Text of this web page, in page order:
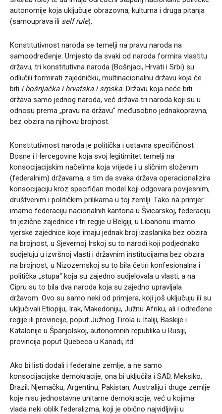
autonomije koja uključuje obrazovna, kulturna i druga pitanja
(samouprava ili self rule).
Konstitutivnost naroda se temelji na pravu naroda na
samoodređenje. Umjesto da svaki od naroda formira vlastitu
državu, tri konstitutivna naroda (Bošnjaci, Hrvati i Srbi) su
odlučili formirati zajedničku, multinacionalnu državu koja će
biti i bošnjačka i hrvatska i srpska. Državu koja neće biti
država samo jednog naroda, već država tri naroda koji su u
odnosu prema „pravu na državu“ međusobno jednakopravna,
bez obzira na njihovu brojnost.
Konstitutivnost naroda je politička i ustavna specifičnost
Bosne i Hercegovine koja svoj legitimitet temelji na
konsocijacijskim načelima koja vrijede i u sličnim složenim
(federalnim) državama, s tim da svaka država operacionalizira
konsocijaciju kroz specifičan model koji odgovara povijesnim,
društvenim i političkim prilikama u toj zemlji. Tako na primjer
imamo federaciju nacionalnih kantona u Švicarskoj, federaciju
tri jezične zajednice i tri regije u Belgiji, u Libanonu imamo
vjerske zajednice koje imaju jednak broj izaslanika bez obzira
na brojnost, u Sjevernoj Irskoj su to narodi koji podjednako
sudjeluju u izvršnoj vlasti i državnim institucijama bez obzira
na brojnost, u Nizozemskoj su to bila četiri konfesionalna i
politička „stupa“ koja su zajedno sudjelovala u vlasti, a na
Cipru su to bila dva naroda koja su zajedno upravljala
državom. Ovo su samo neki od primjera, koji još uključuju ili su
uključivali Etiopiju, Irak, Makedoniju, Južnu Afriku, ali i određene
regije ili provincije, poput Južnog Tirola u Italiji, Baskije i
Katalonije u Španjolskoj, autonomnih republika u Rusiji,
provincija poput Quebeca u Kanadi, itd.
Ako bi listi dodali i federalne zemlje, a ne samo
konsocijacijske demokracije, ona bi uključila i SAD, Meksiko,
Brazil, Njemačku, Argentinu, Pakistan, Australiju i druge zemlje
koje nisu jednostavne unitarne demokracije, već u kojima
vlada neki oblik federalizma, koji je obično najvidljiviji u